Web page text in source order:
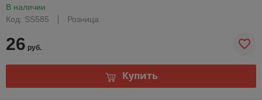
В наличии
Код: SS585
Розница
26 руб.
Купить